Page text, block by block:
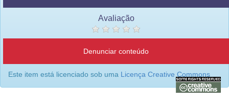
Avaliação
Denunciar conteúdo
Este item está licenciado sob uma Licença Creative Commons